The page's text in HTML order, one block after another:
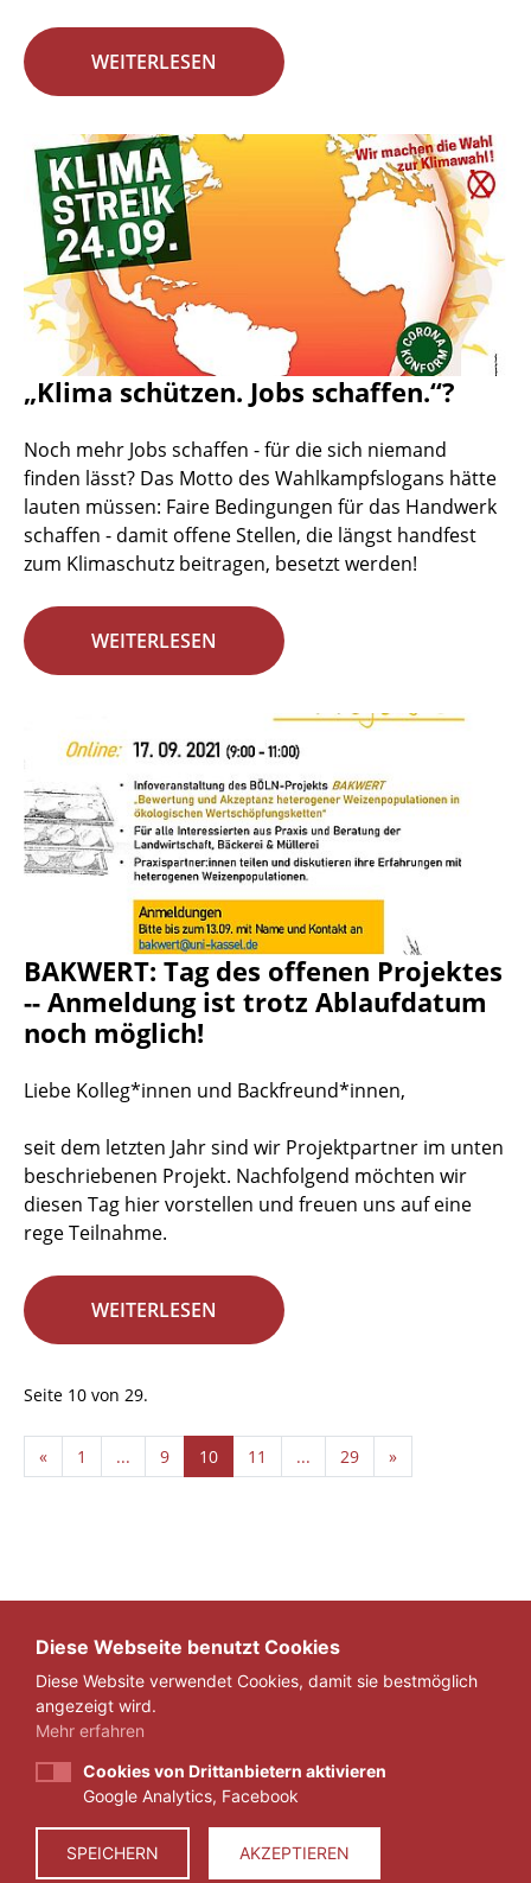
WEITERLESEN
„Klima schützen. Jobs schaffen.“?
Noch mehr Jobs schaffen - für die sich niemand
finden lässt? Das Motto des Wahlkampfslogans hätte
lauten müssen: Faire Bedingungen für das Handwerk
schaffen - damit offene Stellen, die längst handfest
zum Klimaschutz beitragen, besetzt werden!
WEITERLESEN
BAKWERT: Tag des offenen Projektes
-- Anmeldung ist trotz Ablaufdatum
noch möglich!
Liebe Kolleg*innen und Backfreund*innen,
seit dem letzten Jahr sind wir Projektpartner im unten
beschriebenen Projekt. Nachfolgend möchten wir
diesen Tag hier vorstellen und freuen uns auf eine
rege Teilnahme.
WEITERLESEN
Seite 10 von 29.
« 1 ... 9 10 11 ... 29 »
IMPRESSUM
DATENSCHUTZ
© 2026 ZEIT FÜR VERANTWORTUNG E.V.
Diese Webseite benutzt Cookies
Diese Website verwendet Cookies, damit sie bestmöglich
angezeigt wird.
Mehr erfahren
Cookies von Drittanbietern aktivieren
Google Analytics, Facebook
SPEICHERN AKZEPTIEREN